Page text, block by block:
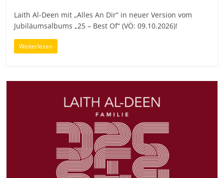
Laith Al-Deen mit „Alles An Dir“ in neuer Version vom
Jubiläumsalbums „25 – Best Of“ (VÖ: 09.10.2026)!
Weiterlesen